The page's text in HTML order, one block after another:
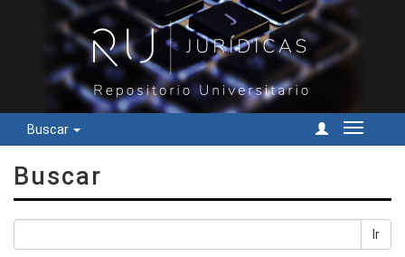
Buscar
Cambiar
Buscar
Ir